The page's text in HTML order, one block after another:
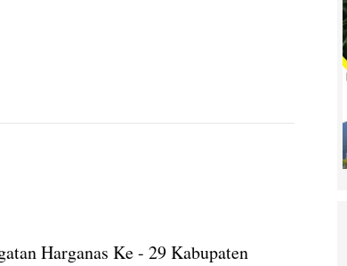
Harganas Ke - 29 Kabupaten